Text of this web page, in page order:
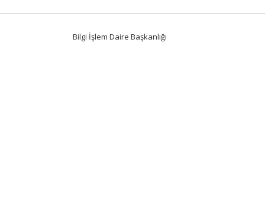
Bilgi İşlem Daire Başkanlığı